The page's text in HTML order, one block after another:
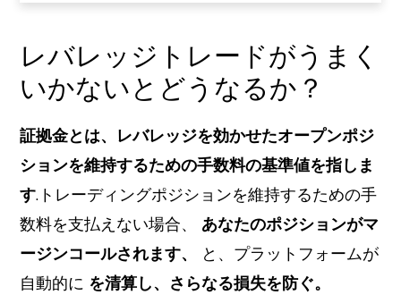
レバレッジトレードがうまく
いかないとどうなるか？
証拠金とは、レバレッジを効かせたオープンポジ
ションを維持するための手数料の基準値を指しま
す.トレーディングポジションを維持するための手
数料を支払えない場合、
あなたのポジションがマ
ージンコールされます、
と、プラットフォームが
自動的に を清算し、さらなる損失を防ぐ。